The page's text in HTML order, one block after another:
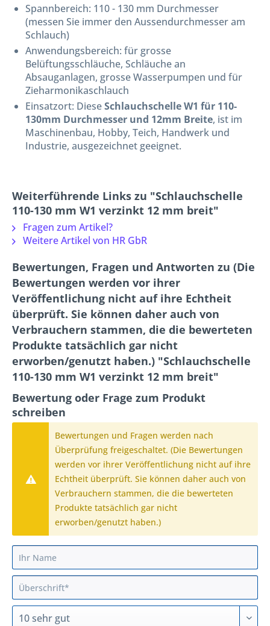
Spannbereich: 110 - 130 mm Durchmesser
(messen Sie immer den Aussendurchmesser am
Schlauch)
Anwendungsbereich: für grosse
Belüftungsschläuche, Schläuche an
Absauganlagen, grosse Wasserpumpen und für
Zieharmonikaschlauch
Einsatzort: DieseSchlauchschelle W1 für 110-
130mm Durchmesser und 12mm Breite, ist im
Maschinenbau, Hobby, Teich, Handwerk und
Industrie, ausgezeichnet geeignet.
Weiterführende Links zu "Schlauchschelle
110-130 mm W1 verzinkt 12 mm breit"
Fragen zum Artikel?
Weitere Artikel von HR GbR
Bewertungen, Fragen und Antworten zu (Die
Bewertungen werden vor ihrer
Veröffentlichung nicht auf ihre Echtheit
überprüft. Sie können daher auch von
Verbrauchern stammen, die die bewerteten
Produkte tatsächlich gar nicht
erworben/genutzt haben.) "Schlauchschelle
110-130 mm W1 verzinkt 12 mm breit"
Bewertung oder Frage zum Produkt
schreiben
Bewertungen und Fragen werden nach
Überprüfung freigeschaltet. (Die Bewertungen
werden vor ihrer Veröffentlichung nicht auf ihre
Echtheit überprüft. Sie können daher auch von
Verbrauchern stammen, die die bewerteten
Produkte tatsächlich gar nicht
erworben/genutzt haben.)